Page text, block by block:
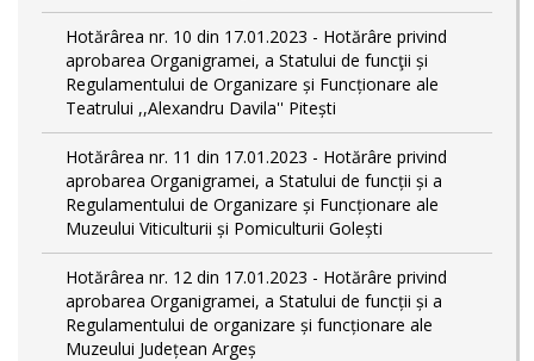
Hotărârea nr. 10 din 17.01.2023 - Hotărâre privind
aprobarea Organigramei, a Statului de funcţii și
Regulamentului de Organizare și Funcționare ale
Teatrului ,,Alexandru Davila'' Pitești
Hotărârea nr. 11 din 17.01.2023 - Hotărâre privind
aprobarea Organigramei, a Statului de funcții și a
Regulamentului de Organizare și Funcționare ale
Muzeului Viticulturii și Pomiculturii Golești
Hotărârea nr. 12 din 17.01.2023 - Hotărâre privind
aprobarea Organigramei, a Statului de funcții și a
Regulamentului de organizare și funcționare ale
Muzeului Județean Argeș